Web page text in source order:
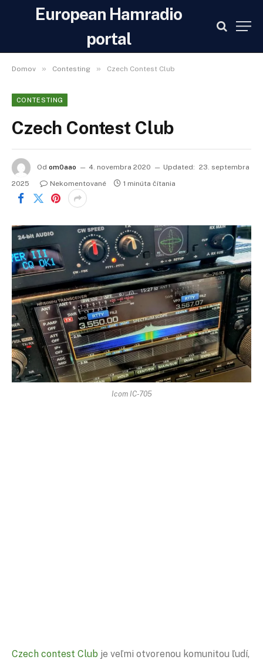
European Hamradio
portal
Domov » Contesting » Czech Contest Club
CONTESTING
Czech Contest Club
Od om0aao 4. novembra 2020 Updated: 23. septembra
2025
Nekomentované 1 minúta čítania
Icom IC-705
Czech contest Club je veľmi otvorenou komunitou ľudí,